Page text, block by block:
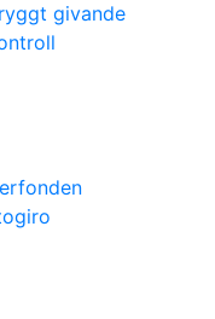
givande